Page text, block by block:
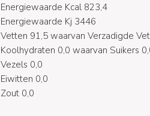
Energiewaarde Kcal 823,4
Energiewaarde Kj 3446
Vetten 91,5 waarvan Verzadigde
Koolhydraten 0,0 waarvan Suikers
Vezels 0,0
Eiwitten 0,0
Zout 0,0